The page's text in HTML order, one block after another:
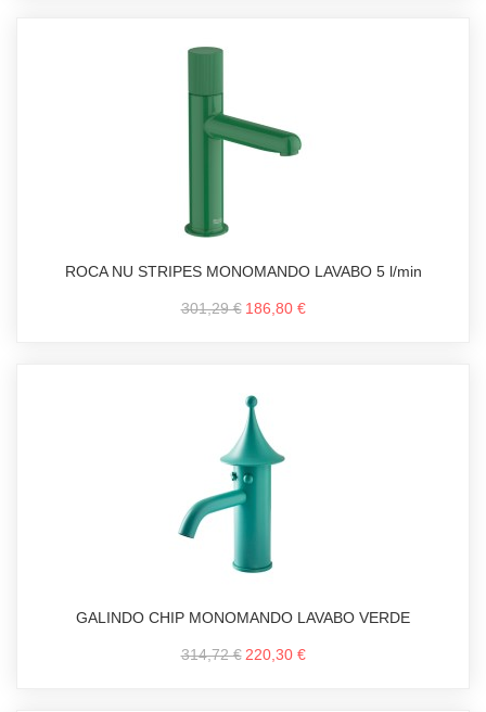
ROCA NU STRIPES MONOMANDO LAVABO 5 l/min
301,29 € 186,80 €
GALINDO CHIP MONOMANDO LAVABO VERDE
314,72 € 220,30 €